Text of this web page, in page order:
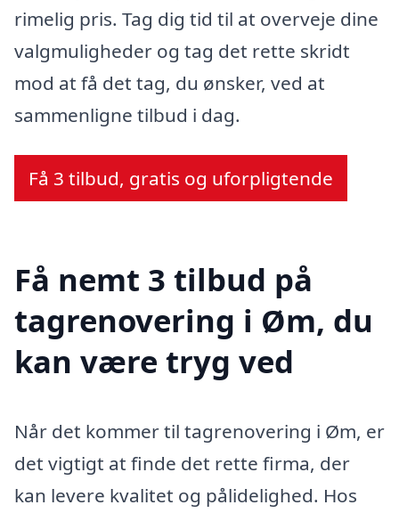
rimelig pris. Tag dig tid til at overveje dine
valgmuligheder og tag det rette skridt
mod at få det tag, du ønsker, ved at
sammenligne tilbud i dag.
Få 3 tilbud, gratis og uforpligtende
Få nemt 3 tilbud på
tagrenovering i Øm, du
kan være tryg ved
Når det kommer til tagrenovering i Øm, er
det vigtigt at finde det rette firma, der
kan levere kvalitet og pålidelighed. Hos